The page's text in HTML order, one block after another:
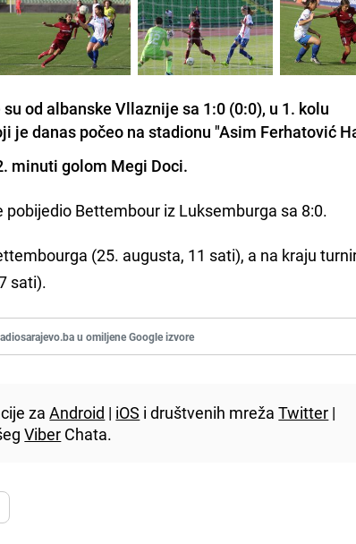
od albanske Vllaznije sa 1:0 (0:0), u 1. kolu
je danas počeo na stadionu "Asim Ferhatović
minuti golom Megi Doci.
pobijedio Bettembour iz Luksemburga sa 8:0.
(25. augusta, 11 sati), a na kraju
sati).
u omiljene Google izvore
zaAndroid | iOS i društvenih mrežaTwitter |
Viber Chata.